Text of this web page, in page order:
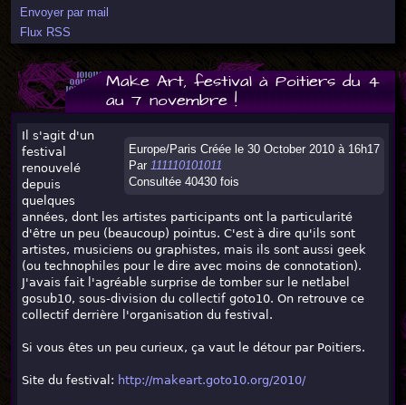
Envoyer par mail
Flux RSS
Make Art, festival à Poitiers du 4
au 7 novembre !
Europe/Paris Créée le 30 October 2010 à 16h17
Par 111110101011
Consultée 40430 fois
Il s'agit d'un
festival
renouvelé
depuis
quelques
années, dont les artistes participants ont la particularité
d'être un peu (beaucoup) pointus. C'est à dire qu'ils sont
artistes, musiciens ou graphistes, mais ils sont aussi geek
(ou technophiles pour le dire avec moins de connotation).
J'avais fait l'agréable surprise de tomber sur le netlabel
gosub10, sous-division du collectif goto10. On retrouve ce
collectif derrière l'organisation du festival.
Si vous êtes un peu curieux, ça vaut le détour par Poitiers.
Site du festival: http://makeart.goto10.org/2010/